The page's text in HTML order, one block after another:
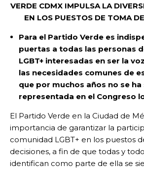
VERDE CDMX IMPULSA LA
EN LOS PUESTOS DE TOMA
Para el Partido Verde es
puertas a todas las personas
LGBT+ interesadas en ser la
las necesidades comunes de
que por muchos años no se
representada en el Congreso
El Partido Verde en la Ciudad de
importancia de garantizar la
comunidad LGBT+ en los puestos
decisiones, a fin de que todas y
identifican como parte de ella se